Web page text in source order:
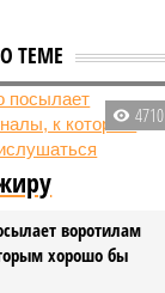
ТЕМЕ
4710
воротилам
хорошо бы